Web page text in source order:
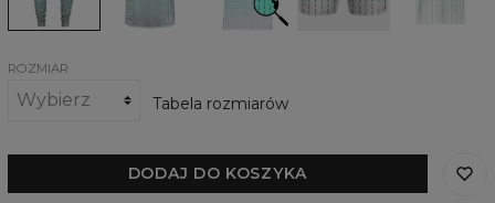
ROZMIAR
Tabela rozmiarów
DODAJ DO KOSZYKA